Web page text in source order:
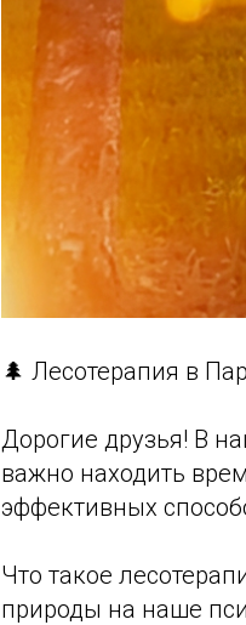
🌲 Лесотерапия в
Дорогие друзья! В
важно находить
эффективных
Что такое
природы на наше